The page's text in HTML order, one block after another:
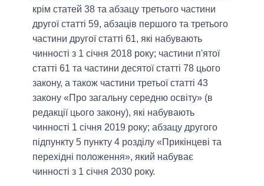
крім статей 38 та абзацу третього частини
другої статті 59, абзаців першого та третього
частини другої статті 61, які набувають
чинності з 1 січня 2018 року; частини п'ятої
статті 61 та частини десятої статті 78 цього
закону, а також частини третьої статті 43
закону «Про загальну середню освіту» (в
редакції цього закону), які набувають
чинності 1 січня 2019 року; абзацу другого
підпункту 5 пункту 4 розділу «Прикінцеві та
перехідні положення», який набуває
чинності з 1 січня 2030 року.